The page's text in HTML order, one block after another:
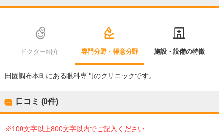
ドクター紹介 専門分野・得意分野 施設・設備の特徴
田園調布本町にある眼科専門のクリニックです。
口コミ (0件)
※100文字以上800文字以内でご記入ください